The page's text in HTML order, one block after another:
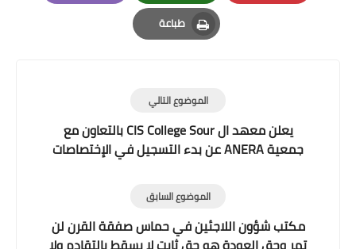
Pinterest
Whatsapp
Email
طباعة
Print
الموضوع التالي
يعلن معهد ال CIS College Sour بالتعاون مع
جمعية ANERA عن بدء التسجيل في الإختصاصات
الموضوع السابق
​مكتب شؤون اللاجئين في حماس​ صفقة القرن لن